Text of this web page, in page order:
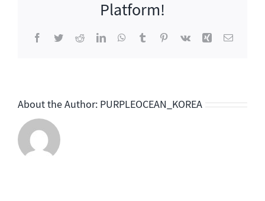
Platform!
Facebook
TwitterRedditLinkedInWhatsApp
TumblrPinterest
Vk Xing 이
About the Author: PURPLEOCEAN_KOREA